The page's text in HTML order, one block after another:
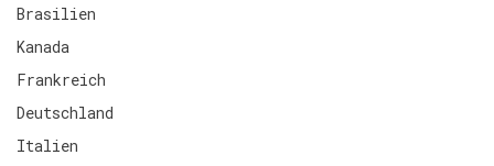
Brasilien
Kanada
Frankreich
Deutschland
Italien